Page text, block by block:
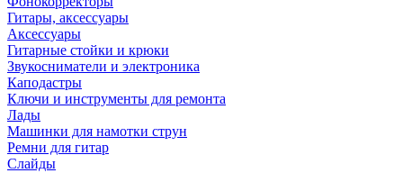
Гитары, аксессуары
Аксессуары
Гитарные стойки и крюки
Звукосниматели и электроника
Каподастры
Ключи и инструменты для ремонта
Лады
Машинки для намотки струн
Ремни для гитар
Слайды